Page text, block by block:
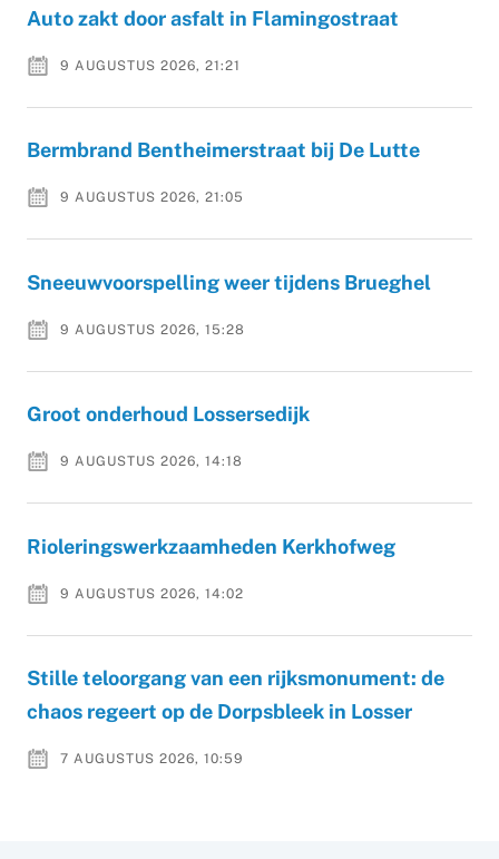
Auto zakt door asfalt in Flamingostraat
9 AUGUSTUS 2026, 21:21
Bermbrand Bentheimerstraat bij De Lutte
9 AUGUSTUS 2026, 21:05
Sneeuwvoorspelling weer tijdens Brueghel
9 AUGUSTUS 2026, 15:28
Groot onderhoud Lossersedijk
9 AUGUSTUS 2026, 14:18
Rioleringswerkzaamheden Kerkhofweg
9 AUGUSTUS 2026, 14:02
Stille teloorgang van een rijksmonument: de
chaos regeert op de Dorpsbleek in Losser
7 AUGUSTUS 2026, 10:59